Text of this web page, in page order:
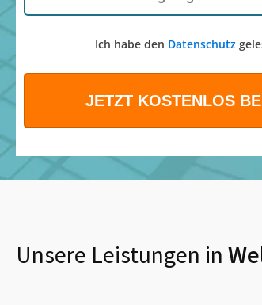
Ich habe den Datenschutz
Unsere Leistungen in